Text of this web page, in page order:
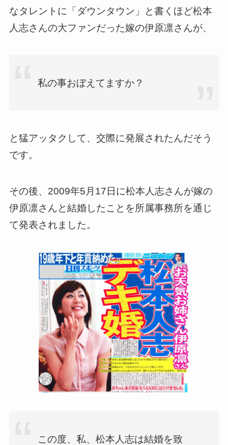
なタレントに「ダウンタウン」と書くほど松本
人志さんの大ファンだった嫁の伊原凛さんが、
私の事おぼえてますか？
と猛アッタクして、交際に発展されたんだそう
です。
その後、2009年5月17日に松本人志さんが嫁の
伊原凛さんと結婚したことを所属事務所を通じ
て発表されました。
この度、私、松本人志は結婚を致